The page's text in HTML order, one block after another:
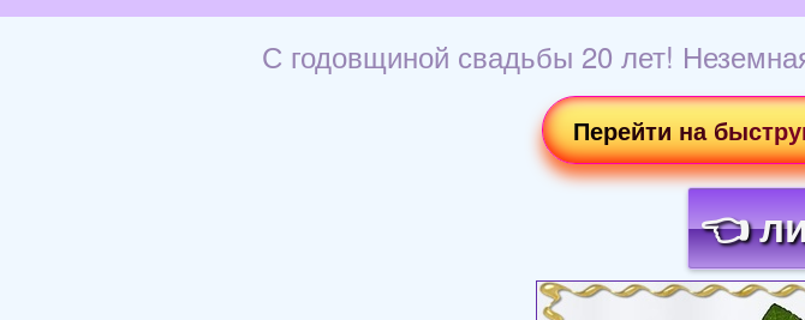
С годовщиной свадьбы 20 лет!
Перейти на
👈
Загрузка